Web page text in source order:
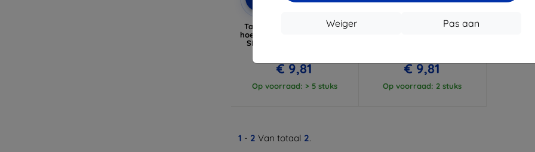
Pas aan
Weiger
Tactical Book drie-voudige
hoes voor Xiaomi Redmi Pad
SE 11" rood (57983120943)
€ 9,81
Op voorraad: > 5 stuks
Tactical Book drie-voudige
€ 9,81
Op voorraad: 2 stuks
1 - 2 Van totaal 2.